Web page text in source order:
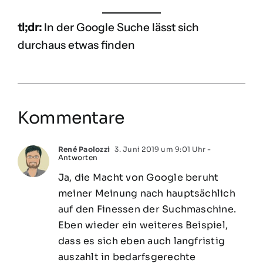
tl;dr: In der Google Suche lässt sich
durchaus etwas finden
Kommentare
René Paolozzi 3. Juni 2019 um 9:01 Uhr -
Antworten
Ja, die Macht von Google beruht
meiner Meinung nach hauptsächlich
auf den Finessen der Suchmaschine.
Eben wieder ein weiteres Beispiel,
dass es sich eben auch langfristig
auszahlt in bedarfsgerechte